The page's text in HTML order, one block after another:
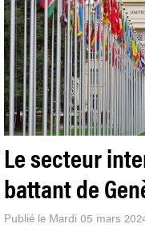
Le secteur
battant de
Publié le Mardi 05 mars